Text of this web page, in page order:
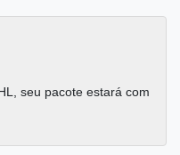
seu pacote estará com